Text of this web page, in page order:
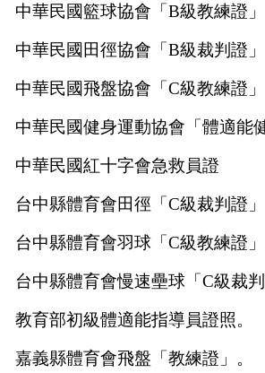
中華民國籃球協會「B級教練證」
中華民國田徑協會「B級裁判證」
中華民國飛盤協會「C級教練證」
中華民國健身運動協會「體適能
中華民國紅十字會急救員證
台中縣體育會田徑「C級裁判證」
台中縣體育會羽球「C級教練證」
台中縣體育會慢速壘球「C級裁判
教育部初級體適能指導員證照。
嘉義縣體育會飛盤「教練證」。